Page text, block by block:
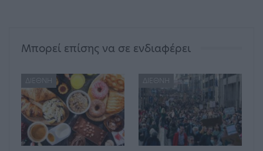
Μπορεί επίσης να σε ενδιαφέρει
ΔΙΕΘΝΉ ΔΙΕΘΝΉ